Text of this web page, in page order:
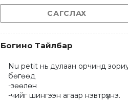
САГСЛАХ
Богино Тайлбар
Nu petit нь дулаан орчинд
бөгөөд
-зөөлөн
-чийг шингээн агаар нэвтрүүлнэ.